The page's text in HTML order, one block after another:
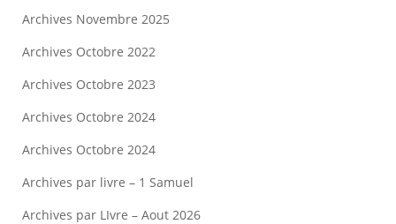
Archives Novembre 2025
Archives Octobre 2022
Archives Octobre 2023
Archives Octobre 2024
Archives Octobre 2024
Archives par livre – 1 Samuel
Archives par LIvre – Aout 2026